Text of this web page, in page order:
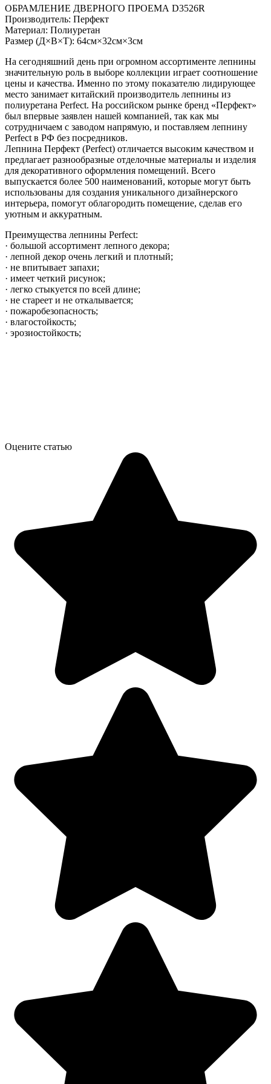
ОБРАМЛЕНИЕ ДВЕРНОГО ПРОЕМА D3526R
Производитель: Перфект
Материал: Полиуретан
Размер (Д×В×Т): 64см×32см×3см
На сегодняшний день при огромном ассортименте лепнины
значительную роль в выборе коллекции играет соотношение
цены и качества. Именно по этому показателю лидирующее
место занимает китайский производитель лепнины из
полиуретана Perfect. На российском рынке бренд «Перфект»
был впервые заявлен нашей компанией, так как мы
сотрудничаем с заводом напрямую, и поставляем лепнину
Perfect в РФ без посредников.
Лепнина Перфект (Perfect) отличается высоким качеством и
предлагает разнообразные отделочные материалы и изделия
для декоративного оформления помещений. Всего
выпускается более 500 наименований, которые могут быть
использованы для создания уникального дизайнерского
интерьера, помогут облагородить помещение, сделав его
уютным и аккуратным.
Преимущества лепнины Perfect:
· большой ассортимент лепного декора;
· лепной декор очень легкий и плотный;
· не впитывает запахи;
· имеет четкий рисунок;
· легко стыкуется по всей длине;
· не стареет и не откалывается;
· пожаробезопасность;
· влагостойкость;
· эрозиостойкость;
Оцените статью